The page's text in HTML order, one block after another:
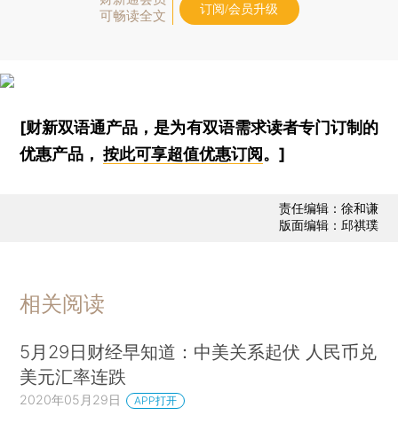
可畅读全文
订阅/会员升级
[财新双语通产品，是为有双语需求读者专门订制的
优惠产品，按此可享超值优惠订阅 。]
责任编辑：徐和谦
版面编辑：邱祺璞
相关阅读
5月29日财经早知道：中美关系起伏 人民币兑
美元汇率连跌
2020年05月29日 APP打开